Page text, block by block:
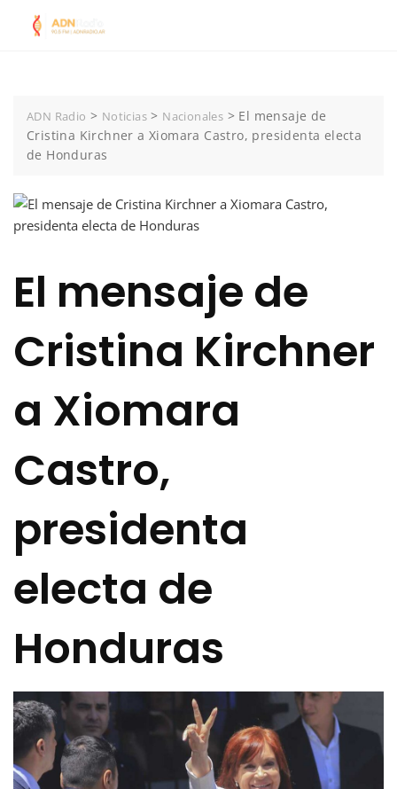
ADN Radio > Noticias > Nacionales > El mensaje de
Cristina Kirchner a Xiomara Castro, presidenta electa
de Honduras
El mensaje de
Cristina Kirchner
a Xiomara
Castro,
presidenta
electa de
Honduras